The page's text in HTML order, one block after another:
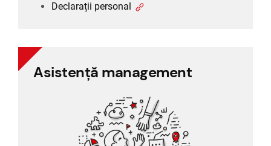
Declarații personal
Asistență management
Asistență management
Managementul sarcinilor
Managementul proiectelor